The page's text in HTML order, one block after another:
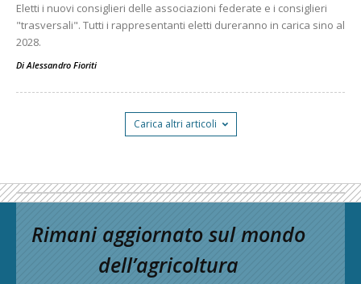
Eletti i nuovi consiglieri delle associazioni federate e i consiglieri
"trasversali". Tutti i rappresentanti eletti dureranno in carica sino al
2028.
DiAlessandro Fioriti
Carica altri articoli
Rimani aggiornato sul mondo
dell’agricoltura